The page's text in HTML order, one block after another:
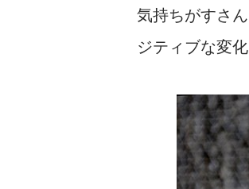
気持ちがすさ
ジティブな変